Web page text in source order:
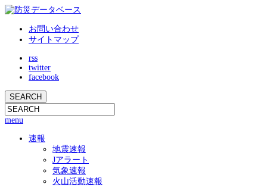
お問い合わせ
サイトマップ
rss
twitter
facebook
menu
速報
地震速報
Jアラート
気象速報
火山活動速報